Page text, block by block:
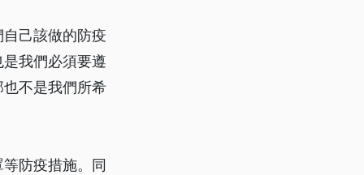
己該做的防疫
我們必須要遵
不是我們所希
防疫措施。同